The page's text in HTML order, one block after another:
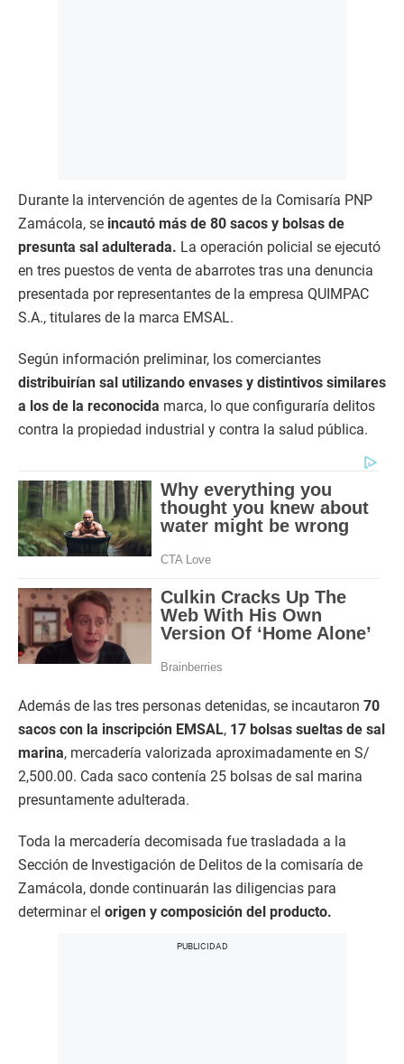
Durante la intervención de agentes de la Comisaría PNP
Zamácola, se incautó más de 80 sacos y bolsas de
presunta sal adulterada. La operación policial se ejecutó
en tres puestos de venta de abarrotes tras una denuncia
presentada por representantes de la empresa QUIMPAC
S.A., titulares de la marca EMSAL.
Según información preliminar, los comerciantes
distribuirían sal utilizando envases y distintivos similares
a los de la reconocida marca, lo que configuraría delitos
contra la propiedad industrial y contra la salud pública.
Además de las tres personas detenidas, se incautaron 70
sacos con la inscripción EMSAL, 17 bolsas sueltas de sal
marina, mercadería valorizada aproximadamente en S/
2,500.00. Cada saco contenía 25 bolsas de sal marina
presuntamente adulterada.
Toda la mercadería decomisada fue trasladada a la
Sección de Investigación de Delitos de la comisaría de
Zamácola, donde continuarán las diligencias para
determinar el origen y composición del producto.